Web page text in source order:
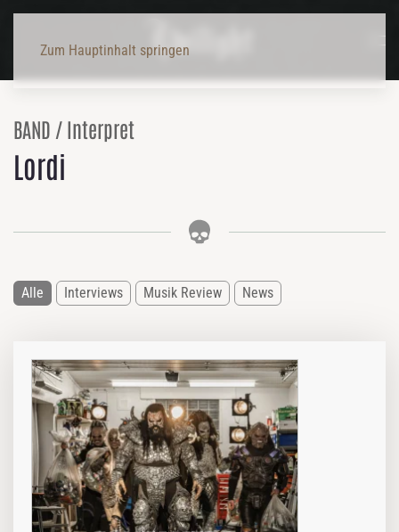
Zum Hauptinhalt springen
BAND / Interpret
Lordi
Alle Interviews Musik Review News